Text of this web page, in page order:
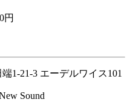
円
1-21-3 エーデルワイス101
Sound